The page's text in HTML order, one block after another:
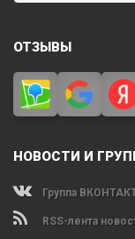
ОТЗЫВЫ
НОВОСТИ И
Группа
RSS-лента